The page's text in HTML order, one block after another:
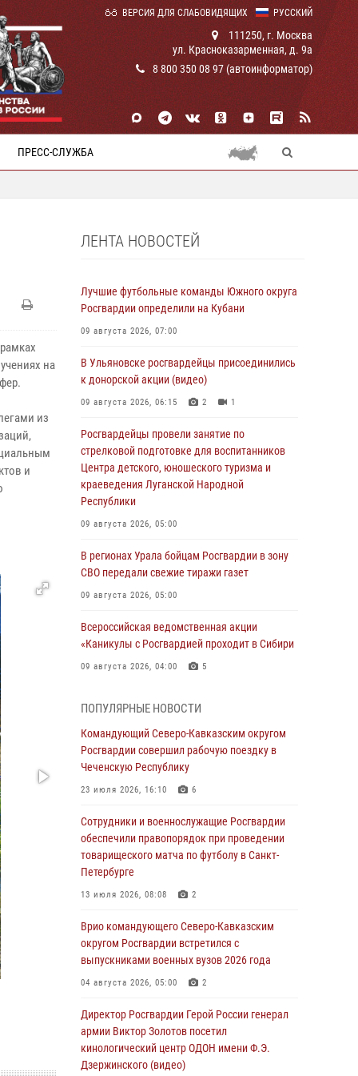
РУССКИЙ
ВЕРСИЯ ДЛЯ СЛАБОВИДЯЩИХ
111250, г. Москва
ул. Красноказарменная, д. 9а
8 800 350 08 97 (автоинформатор)
ПРЕСС-СЛУЖБА
на
из
и
ЛЕНТА НОВОСТЕЙ
Лучшие футбольные команды Южного округа
Росгвардии определили на Кубани
09 августа 2026, 07:00
В Ульяновске росгвардейцы присоединились
к донорской акции (видео)
09 августа 2026, 06:15 2 1
Росгвардейцы провели занятие по
стрелковой подготовке для воспитанников
Центра детского, юношеского туризма и
краеведения Луганской Народной
Республики
09 августа 2026, 05:00
В регионах Урала бойцам Росгвардии в зону
СВО передали свежие тиражи газет
09 августа 2026, 05:00
Всероссийская ведомственная акции
«Каникулы с Росгвардией проходит в Сибири
09 августа 2026, 04:00 5
занятие для детей на Поклонной горе в
Москве (видео)
08 августа 2026, 14:10 3 1
В ЛНР росгвардейцы провели тренировку по
спортивной школы
08 августа 2026, 13:00 1
Сотрудники Росгвардии присоединились к
утренней разминке у стен музея истории
08 августа 2026, 09:29 2
В Северо-Западном округе Росгвардии
продолжаются мероприятия в честь юбилея
08 августа 2026, 09:03 1
Росгвардейцы в ЛНР совершенствуют
навыки тактической медицины с учетом
ПОПУЛЯРНЫЕ НОВОСТИ
Командующий Северо-Кавказским округом
Росгвардии совершил рабочую поездку в
Чеченскую Республику
23 июля 2026, 16:10 6
Сотрудники и военнослужащие Росгвардии
обеспечили правопорядок при проведении
товарищеского матча по футболу в Санкт-
Петербурге
13 июля 2026, 08:08 2
Врио командующего Северо-Кавказским
округом Росгвардии встретился с
выпускниками военных вузов 2026 года
04 августа 2026, 05:00 2
Директор Росгвардии Герой России генерал
армии Виктор Золотов посетил
кинологический центр ОДОН имени Ф.Э.
Дзержинского (видео)